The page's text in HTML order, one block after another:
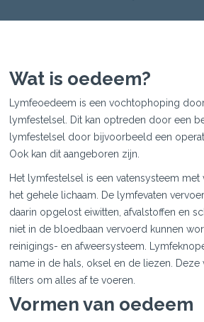
Wat is oedeem?
Lymfeoedeem is een vochtophoping
lymfestelsel. Dit kan optreden door een
lymfestelsel door bijvoorbeeld een
Ook kan dit aangeboren zijn.
Het lymfestelsel is een vatensysteem
het gehele lichaam. De lymfevaten
daarin opgelost eiwitten, afvalstoffen en
niet in de bloedbaan vervoerd kunnen
reinigings- en afweersysteem.
name in de hals, oksel en de liezen.
filters om alles af te voeren.
Vormen van oedeem